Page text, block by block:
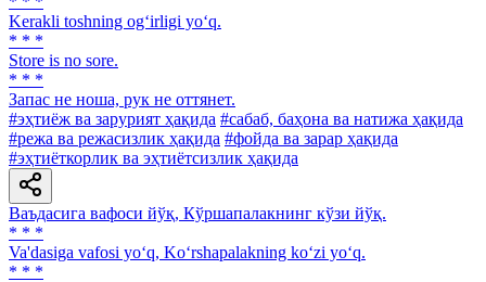
Kerakli toshning og‘irligi yo‘q.
* * *
Store is no sore.
* * *
Запас не ноша, рук не оттянет.
#эҳтиёж ва зарурият ҳақида #сабаб, баҳона ва натижа ҳақида
#режа ва режасизлик ҳақида #фойда ва зарар ҳақида
#эҳтиёткорлик ва эҳтиётсизлик ҳақида
Ваъдасига вафоси йўқ, Кўршапалакнинг кўзи йўқ.
* * *
Va'dasiga vafosi yo‘q, Ko‘rshapalakning ko‘zi yo‘q.
* * *